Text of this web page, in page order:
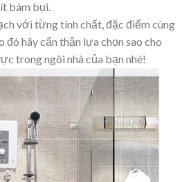
bám bụi.
với từng tính chất, đặc điểm cùng
đó hãy cẩn thận lựa chọn sao cho
trong ngôi nhà của bạn nhé!